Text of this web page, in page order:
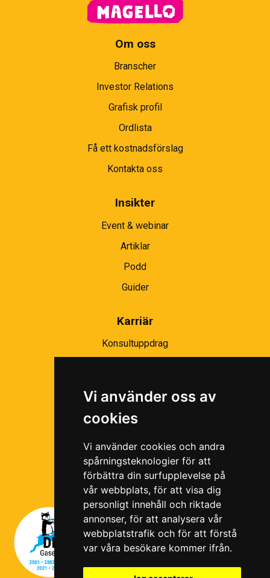
Vi använder oss av
cookies
Vi använder cookies och andra
spårningsteknologier för att
förbättra din surfupplevelse på
vår webbplats, för att visa dig
personligt innehåll och riktade
annonser, för att analysera vår
webbplatstrafik och för att förstå
var våra besökare kommer ifrån.
Om oss
Branscher
Investor Relations
Grafisk profil
Ordlista
Få ett kostnadsförslag
Kontakta oss
Insikter
Event & webinar
Artiklar
Podd
Guider
Karriär
Konsultuppdrag
Ramavtal